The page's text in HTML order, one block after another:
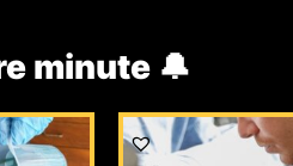
minute 🔔